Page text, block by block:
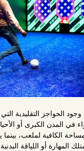
الحواجز التقليدية
في المدن الكبرى أو
الكافية لملعب،
المهارة أو اللياقة